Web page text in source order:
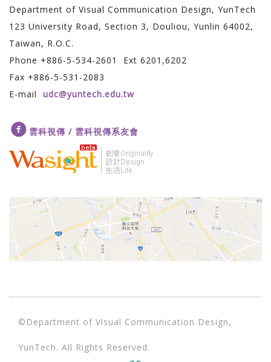
Department of Visual Communication Design, YunTech
123 University Road, Section 3, Douliou, Yunlin 64002,
Taiwan, R.O.C.
Phone +886-5-534-2601 Ext 6201,6202
Fax +886-5-531-2083
E-mail udc@yuntech.edu.tw
雲科視傳 / 雲科視傳系友會
©Department of Visual Communication Design,
YunTech. All Rights Reserved.